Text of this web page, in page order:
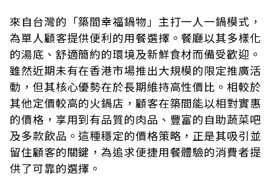
來自台灣的「築間幸福鍋物」主打一人一鍋模式，
為單人顧客提供便利的用餐選擇。餐廳以其多樣化
的湯底、舒適簡約的環境及新鮮食材而備受歡迎。
雖然近期未有在香港市場推出大規模的限定推廣活
動，但其核心優勢在於長期維持高性價比。相較於
其他定價較高的火鍋店，顧客在築間能以相對實惠
的價格，享用到有品質的肉品、豐富的自助蔬菜吧
及多款飲品。這種穩定的價格策略，正是其吸引並
留住顧客的關鍵，為追求便捷用餐體驗的消費者提
供了可靠的選擇。